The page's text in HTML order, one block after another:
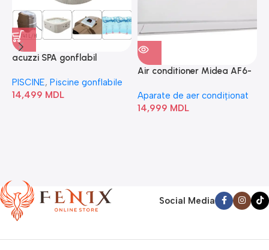
acuzzi SPA gonflabil
Bubble” 28446
PISCINE, Piscine gonflabile
14,499 MDL
Air conditioner Midea AF6-
Aparate de aer condiționat
14,999 MDL
Social Media